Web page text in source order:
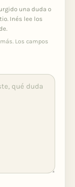
una duda o
Inés lee los
Los campos